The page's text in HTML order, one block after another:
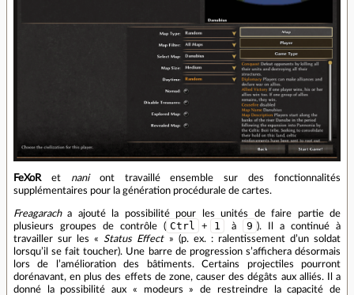
FeXoR et naniont travaillé ensemble sur des fonctionnalités
supplémentaires pour la génération procédurale de cartes.
Freagaracha ajouté la possibilité pour les unités de faire partie de
plusieurs groupes de contrôle ( Ctrl + 1 à 9 ). Il a continué à
travailler sur les « Status Effect» (p. ex. : ralentissement d’un soldat
lorsqu’il se fait toucher). Une barre de progression s’affichera désormais
lors de l’amélioration des bâtiments. Certains projectiles pourront
dorénavant, en plus des effets de zone, causer des dégâts aux alliés. Il a
donné la possibilité aux « modeurs » de restreindre la capacité de